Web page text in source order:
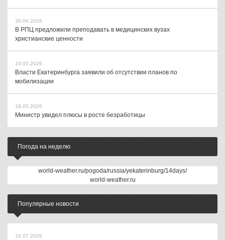
30.06.2026
В РПЦ предложили преподавать в медицинских вузах
христианские ценности
19.05.2026
Власти Екатеринбурга заявили об отсутствии планов по
мобилизации
18.05.2026
Министр увидел плюсы в росте безработицы
Погода на неделю
world-weather.ru/pogoda/russia/yekaterinburg/14days/
world-weather.ru
Популярные новости
16.07.2026